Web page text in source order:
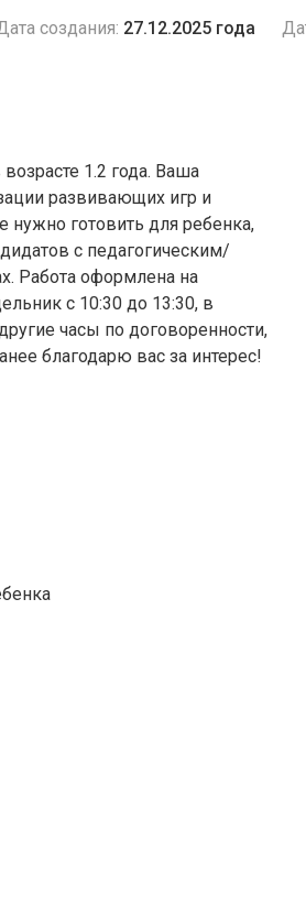
создания: 27.12.2025 года
1.2 года. Ваша
развивающих игр и
нужно готовить для ребенка,
с педагогическим/
Работа оформлена на
с 10:30 до 13:30, в
часы по договоренности,
благодарю вас за интерес!